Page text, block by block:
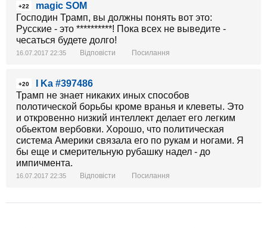
+22
magic SOM
Господин Трамп, вы должны понять вот это:
Русские - это **********! Пока всех не выведите -
чесаться будете долго!
16.07.2017 22:35 Відповісти Посилання
+20
I Ka #397486
Трамп не знает никаких иных способов
полотической борьбы кромe вранья и клеветы. Это
и откровенно низкий интеллект делает его легким
обьектом вербовки. Хорошо, что политическая
система Америки связала его по рукам и ногами. Я
бы еще и смерительную рубашку надел - до
импичмента.
16.07.2017 22:35 Відповісти Посилання